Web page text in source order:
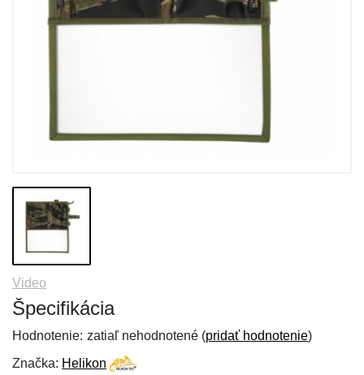
Video
Špecifikácia
Hodnotenie: zatiaľ nehodnotené (pridať hodnotenie)
Značka: Helikon